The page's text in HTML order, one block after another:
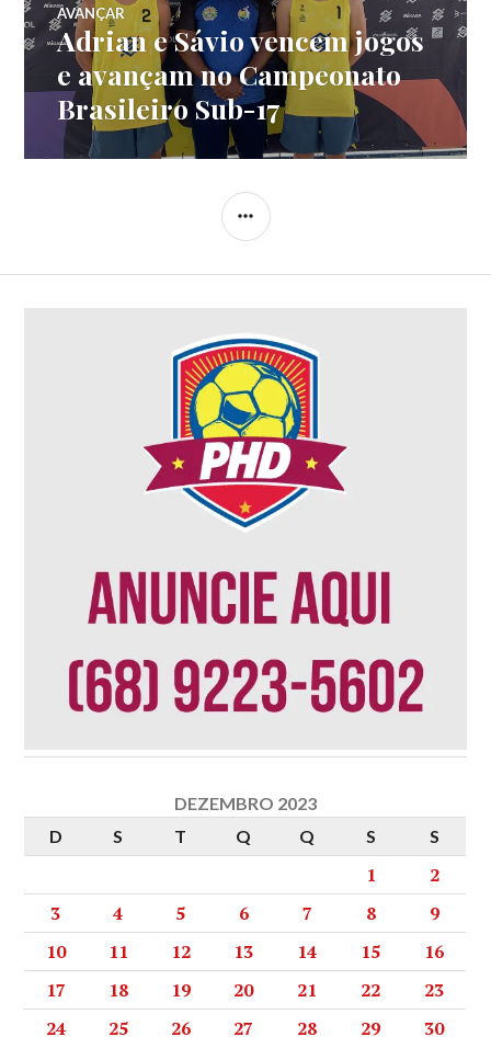
AVANÇAR
Adrian e Sávio vencem jogos
e avançam no Campeonato
Brasileiro Sub-17
DEZEMBRO 2023
D
S T Q Q S S
1
2
3
4 5 6 7 8
9
10
11 12 13 14 15
16
17
18 19 20 21 22
23
24
25 26 27 28 29 30